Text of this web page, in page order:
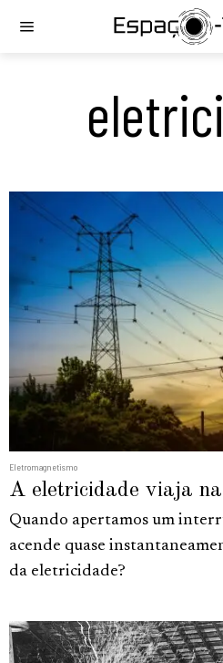
Eletromagnetismo
A eletricidade viaja
Quando apertamos um
acende quase
da eletricidade?